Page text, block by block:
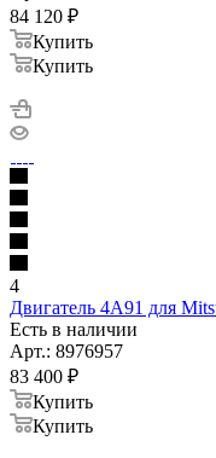
84 120 ₽
Купить
Купить
4
Двигатель 4A91 для
Есть в наличии
Арт.: 8976957
83 400 ₽
Купить
Купить